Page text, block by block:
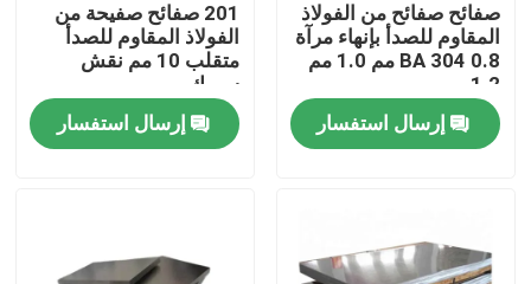
المنزل
فيديوهات
صفائح صفائح من الفولاذ
المقاوم للصدأ بإنهاء مرآة
BA 304 0.8 مم 1.0 مم
1.2 مم
إرسال استفسار
201 صفائح صفيحة من
الفولاذ المقاوم للصدأ
متقلب 10 مم نقش
سميك
إرسال استفسار